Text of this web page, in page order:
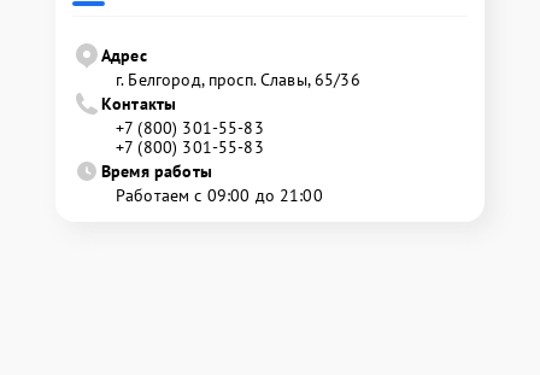
Адрес
г. Белгород, просп. Славы, 65/36
Контакты
+7 (800) 301-55-83
+7 (800) 301-55-83
Время работы
Работаем с 09:00 до 21:00